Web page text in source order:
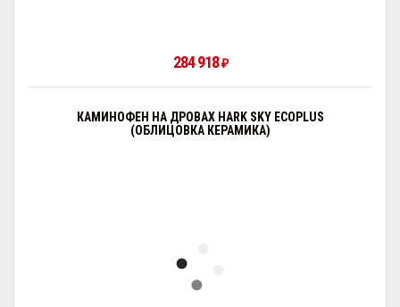
284 918₽
КАМИНОФЕН НА ДРОВАХ HARK SKY ECOPLUS
(ОБЛИЦОВКА КЕРАМИКА)